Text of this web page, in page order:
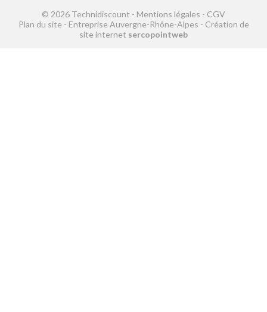
© 2026 Technidiscount - Mentions légales - CGV
Plan du site - Entreprise Auvergne-Rhône-Alpes - Création de
site internet sercopointweb